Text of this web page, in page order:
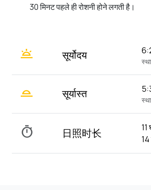
30 मिनट पहले ही रोशनी होने लगती है।
wb_twilight सूर्योदय
wb_twilight_2 सूर्यास्त
timer 日照时长
11
14